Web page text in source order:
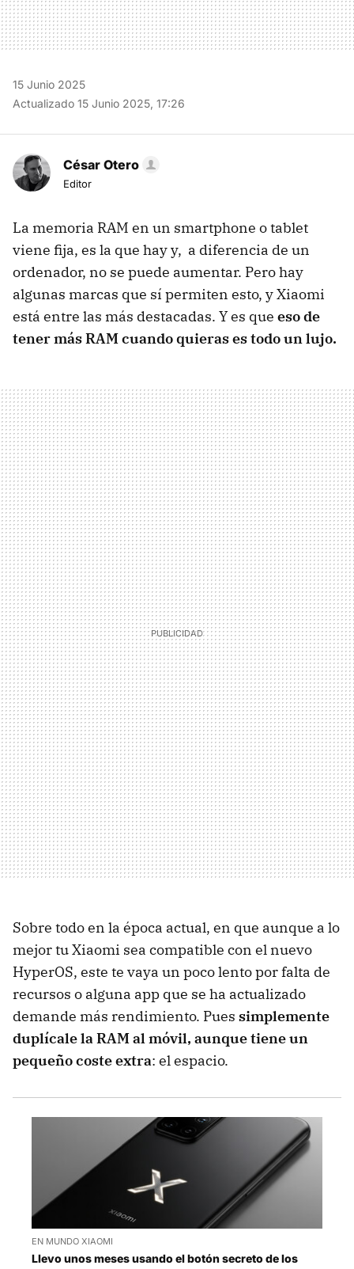
15 Junio 2025
Actualizado 15 Junio 2025, 17:26
César Otero
Editor
La memoria RAM en un smartphone o tablet
viene fija, es la que hay y, a diferencia de un
ordenador, no se puede aumentar. Pero hay
algunas marcas que sí permiten esto, y Xiaomi
está entre las más destacadas. Y es que eso de
tener más RAM cuando quieras es todo un lujo.
Sobre todo en la época actual, en que aunque a lo
mejor tu Xiaomi sea compatible con el nuevo
HyperOS, este te vaya un poco lento por falta de
recursos o alguna app que se ha actualizado
demande más rendimiento. Pues simplemente
duplícale la RAM al móvil, aunque tiene un
pequeño coste extra: el espacio.
EN MUNDO XIAOMI
Llevo unos meses usando el botón secreto de los